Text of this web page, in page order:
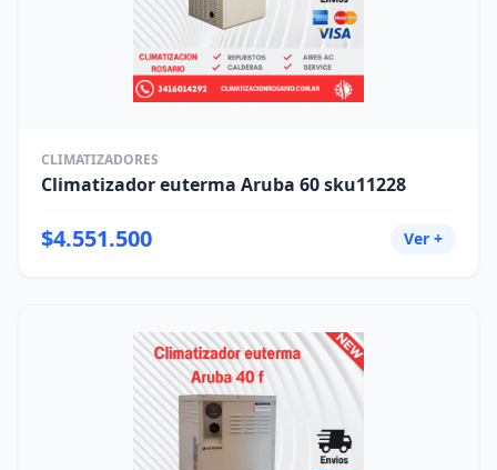
CLIMATIZADORES
Climatizador euterma Aruba 60 sku11228
$4.551.500 Ver +